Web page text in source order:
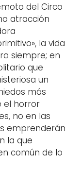
del Circo
atracción
la vida
siempre; en
que
un
más
el horror
no en las
emprenderán
la que
común de lo